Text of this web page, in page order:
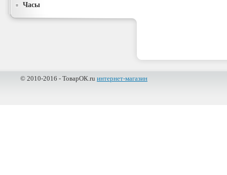
Часы
© 2010-2016 - ТоварОК.ru интернет-магазин